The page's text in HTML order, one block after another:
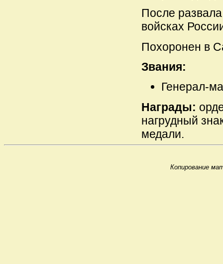
После
войсках
Похоронен в
Звания:
Генерал-
Награды:
нагрудный
медали.
Копирование